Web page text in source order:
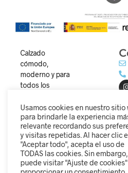
Calzado
cómodo,
moderno y para
todos los
Descubre
nuestra
colección y
camina
diferente.
Usamos cookies en nuestro sitio
para brindarle la experiencia
relevante recordando sus
y visitas repetidas. Al hacer clic
"Aceptar todo", acepta el uso de
TODAS las cookies. Sin embargo,
puede visitar "Ajuste de